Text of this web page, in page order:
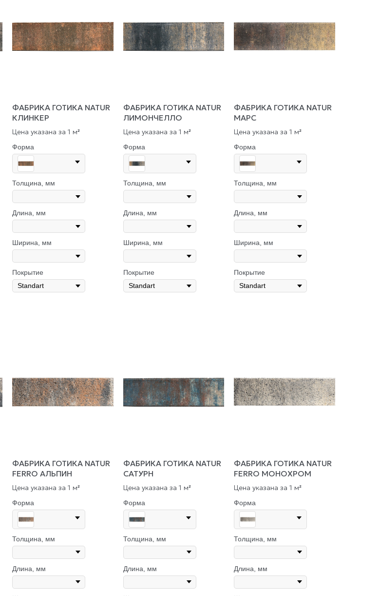
ФАБРИКА ГОТИКА NATUR
КЛИНКЕР
Цена указана за 1 м²
Форма
Толщина, мм
Длина, мм
Ширина, мм
Покрытие
ФАБРИКА ГОТИКА NATUR
ЛИМОНЧЕЛЛО
Цена указана за 1 м²
Форма
Толщина, мм
Длина, мм
Ширина, мм
Покрытие
ФАБРИКА ГОТИКА NATUR
МАРС
Цена указана за 1 м²
Форма
Толщина, мм
Длина, мм
Ширина, мм
Покрытие
ФАБРИКА ГОТИКА NATUR
FERRO АЛЬПИН
Цена указана за 1 м²
Форма
Толщина, мм
Длина, мм
ФАБРИКА ГОТИКА NATUR
САТУРН
Цена указана за 1 м²
Форма
Толщина, мм
Длина, мм
ФАБРИКА ГОТИКА NATUR
FERRO МОНОХРОМ
Цена указана за 1 м²
Форма
Толщина, мм
Длина, мм